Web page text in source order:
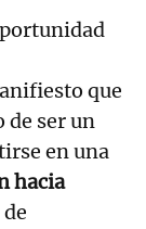
que
de ser un
en una
hacia